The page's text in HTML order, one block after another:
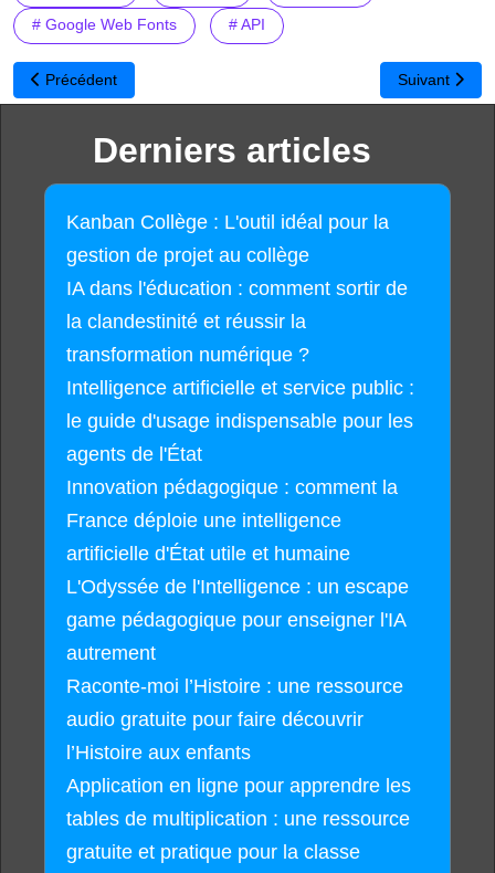
# Google Web Fonts # API
Article précédent : JustBeamIt : Transférer un gros fichier en
Précédent Article
Suivant
Derniers articles
Kanban Collège : L'outil idéal pour la
gestion de projet au collège
IA dans l'éducation : comment sortir de
la clandestinité et réussir la
transformation numérique ?
Intelligence artificielle et service public :
le guide d'usage indispensable pour les
agents de l'État
Innovation pédagogique : comment la
France déploie une intelligence
artificielle d'État utile et humaine
L'Odyssée de l'Intelligence : un escape
game pédagogique pour enseigner l'IA
autrement
Raconte-moi l’Histoire : une ressource
audio gratuite pour faire découvrir
l’Histoire aux enfants
Application en ligne pour apprendre les
tables de multiplication : une ressource
gratuite et pratique pour la classe